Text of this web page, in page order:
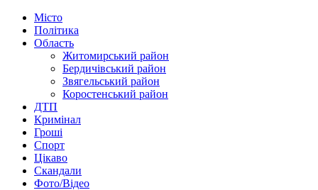
Місто
Політика
Область
Житомирський район
Бердичівський район
Звягельський район
Коростенський район
ДТП
Кримінал
Гроші
Спорт
Цікаво
Скандали
Фото/Відео